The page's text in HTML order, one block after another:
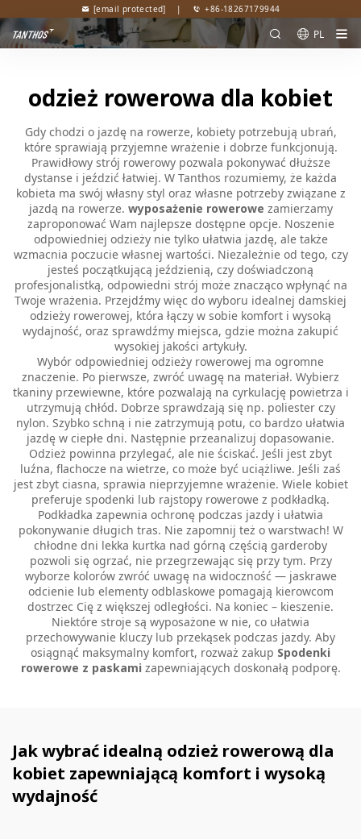
[email protected] | +86-18267179944
PL
odzież rowerowa dla kobiet
Gdy chodzi o jazdę na rowerze, kobiety potrzebują ubrań,
które sprawiają przyjemne wrażenie i dobrze funkcjonują.
Prawidłowy strój rowerowy pozwala pokonywać dłuższe
dystanse i jeździć łatwiej. W Tanthos rozumiemy, że każda
kobieta ma swój własny styl oraz własne potrzeby związane z
jazdą na rowerze. wyposażenie rowerowe zamierzamy
zaproponować Wam najlepsze dostępne opcje. Noszenie
odpowiedniej odzieży nie tylko ułatwia jazdę, ale także
wzmacnia poczucie własnej wartości. Niezależnie od tego, czy
jesteś początkującą jeździenią, czy doświadczoną
profesjonalistką, odpowiedni strój może znacząco wpłynąć na
Twoje wrażenia. Przejdźmy więc do wyboru idealnej damskiej
odzieży rowerowej, która łączy w sobie komfort i wysoką
wydajność, oraz sprawdźmy miejsca, gdzie można zakupić
wysokiej jakości artykuły.
Wybór odpowiedniej odzieży rowerowej ma ogromne
znaczenie. Po pierwsze, zwróć uwagę na materiał. Wybierz
tkaniny przewiewne, które pozwalają na cyrkulację powietrza i
utrzymują chłód. Dobrze sprawdzają się np. poliester czy
nylon. Szybko schną i nie zatrzymują potu, co bardzo ułatwia
jazdę w ciepłe dni. Następnie przeanalizuj dopasowanie.
Odzież powinna przylegać, ale nie ściskać. Jeśli jest zbyt
luźna, flachocze na wietrze, co może być uciążliwe. Jeśli zaś
jest zbyt ciasna, sprawia nieprzyjemne wrażenie. Wiele kobiet
preferuje spodenki lub rajstopy rowerowe z podkładką.
Podkładka zapewnia ochronę podczas jazdy i ułatwia
pokonywanie długich tras. Nie zapomnij też o warstwach! W
chłodne dni lekka kurtka nad górną częścią garderoby
pozwoli się ogrzać, nie przegrzewając się przy tym. Przy
wyborze kolorów zwróć uwagę na widoczność — jaskrawe
odcienie lub elementy odblaskowe pomagają kierowcom
dostrzec Cię z większej odległości. Na koniec – kieszenie.
Niektóre stroje są wyposażone w nie, co ułatwia
przechowywanie kluczy lub przekąsek podczas jazdy. Aby
osiągnąć maksymalny komfort, rozważ zakup Spodenki
rowerowe z paskami zapewniających doskonałą podporę.
Jak wybrać idealną odzież rowerową dla
kobiet zapewniającą komfort i wysoką
wydajność